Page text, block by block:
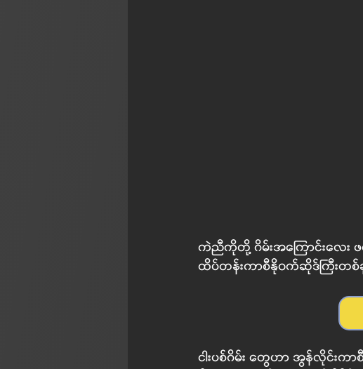
ကဲညီကိုတို့ ဂိမ်းအကြောင်းလေး
ထိပ်တန်းကာစီနို၀က်ဆိုဒ်ကြီးတစ်ခု
ငါးပစ်ဂိမ်း တွေဟာ အွန်လိုင်းကာ